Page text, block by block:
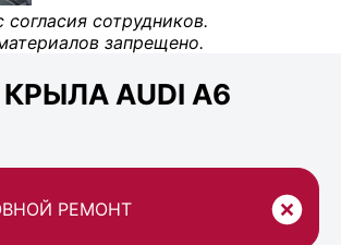
сотрудников.
запрещено.
AUDI A6
РЕМОНТ